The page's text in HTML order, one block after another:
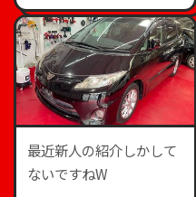
最近新人の紹介しかして
ないですねW